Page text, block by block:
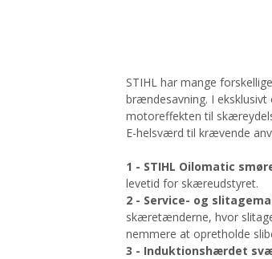
STIHL har mange
brændesavning. I
motoreffekten til
E-helsværd til krævende
1 - STIHL Oilomatic
levetid for skæreudstyret.
2 - Service- og
skæretænderne, hvor
nemmere at opretholde
3 - Induktionshærdet